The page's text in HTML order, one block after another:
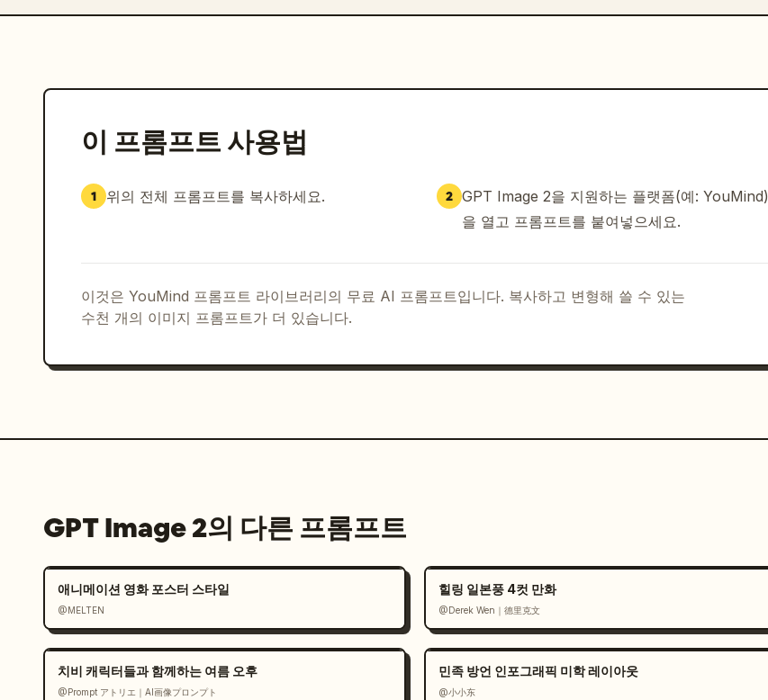
이 프롬프트 사용법
1 위의 전체 프롬프트를 복사하세요. 2 GPT Image 2을 지원하는 플랫폼(예: YouMind)
을 열고 프롬프트를 붙여넣으세요.
이것은 YouMind 프롬프트 라이브러리의 무료 AI 프롬프트입니다. 복사하고 변형해 쓸 수 있는
수천 개의 이미지 프롬프트가 더 있습니다.
GPT Image 2의 다른 프롬프트
애니메이션 영화 포스터 스타일
@MELTEN
힐링 일본풍 4컷 만화
@Derek Wen｜德里克文
치비 캐릭터들과 함께하는 여름 오후
@Prompt アトリエ｜AI画像プロンプト
민족 방언 인포그래픽 미학 레이아웃
@小小东